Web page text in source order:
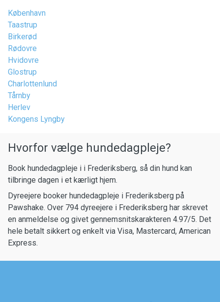
København
Taastrup
Birkerød
Rødovre
Hvidovre
Glostrup
Charlottenlund
Tårnby
Herlev
Kongens Lyngby
Hvorfor vælge hundedagpleje?
Book hundedagpleje i i Frederiksberg, så din hund kan
tilbringe dagen i et kærligt hjem.
Dyreejere booker hundedagpleje i Frederiksberg på
Pawshake. Over 794 dyreejere i Frederiksberg har skrevet
en anmeldelse og givet gennemsnitskarakteren 4.97/5. Det
hele betalt sikkert og enkelt via Visa, Mastercard, American
Express.